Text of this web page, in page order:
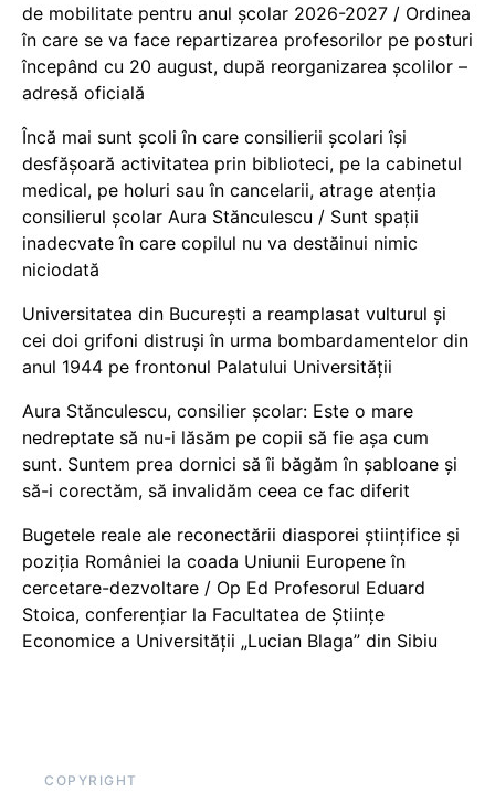
de mobilitate pentru anul școlar 2026-2027 / Ordinea
în care se va face repartizarea profesorilor pe posturi
începând cu 20 august, după reorganizarea școlilor –
adresă oficială
Încă mai sunt școli în care consilierii școlari își
desfășoară activitatea prin biblioteci, pe la cabinetul
medical, pe holuri sau în cancelarii, atrage atenția
consilierul școlar Aura Stănculescu / Sunt spații
inadecvate în care copilul nu va destăinui nimic
niciodată
Universitatea din București a reamplasat vulturul și
cei doi grifoni distruși în urma bombardamentelor din
anul 1944 pe frontonul Palatului Universității
Aura Stănculescu, consilier școlar: Este o mare
nedreptate să nu-i lăsăm pe copii să fie așa cum
sunt. Suntem prea dornici să îi băgăm în șabloane și
să-i corectăm, să invalidăm ceea ce fac diferit
Bugetele reale ale reconectării diasporei științifice și
poziția României la coada Uniunii Europene în
cercetare-dezvoltare / Op Ed Profesorul Eduard
Stoica, conferențiar la Facultatea de Științe
Economice a Universității „Lucian Blaga” din Sibiu
COPYRIGHT